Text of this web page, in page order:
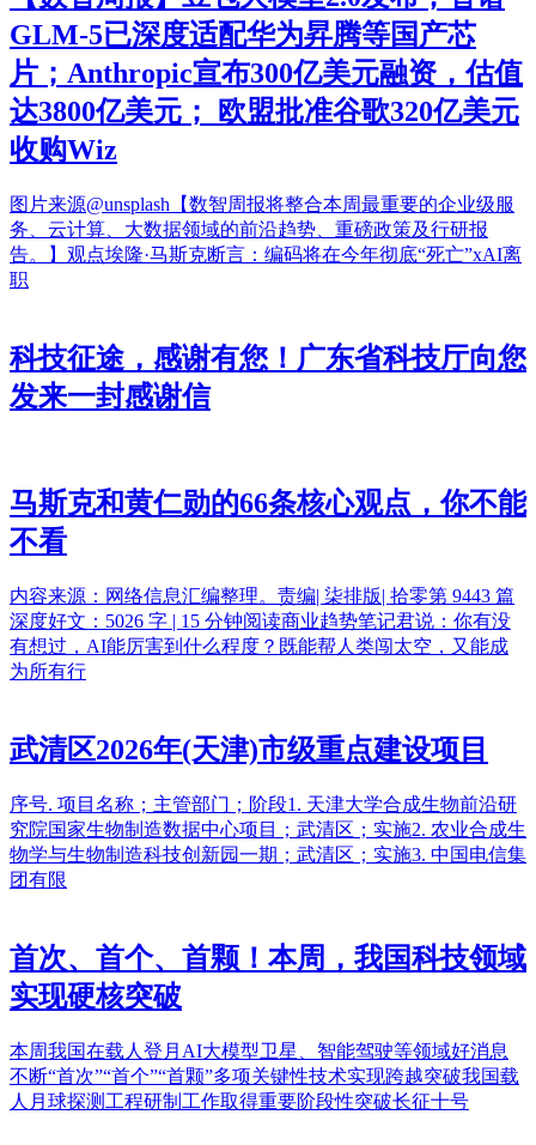
GLM-5已深度适配华为昇腾等国产芯
片；Anthropic宣布300亿美元融资，估值
达3800亿美元； 欧盟批准谷歌320亿美元
收购Wiz
图片来源@unsplash【数智周报将整合本周最重要的企业级服
务、云计算、大数据领域的前沿趋势、重磅政策及行研报
告。】观点埃隆·马斯克断言：编码将在今年彻底“死亡”xAI离
职
科技征途，感谢有您！广东省科技厅向您
发来一封感谢信
马斯克和黄仁勋的66条核心观点，你不能
不看
内容来源：网络信息汇编整理。责编| 柒排版| 拾零第 9443 篇
深度好文：5026 字 | 15 分钟阅读商业趋势笔记君说：你有没
有想过，AI能厉害到什么程度？既能帮人类闯太空，又能成
为所有行
武清区2026年(天津)市级重点建设项目
序号. 项目名称；主管部门；阶段1. 天津大学合成生物前沿研
究院国家生物制造数据中心项目；武清区；实施2. 农业合成生
物学与生物制造科技创新园一期；武清区；实施3. 中国电信集
团有限
首次、首个、首颗！本周，我国科技领域
实现硬核突破
本周我国在载人登月AI大模型卫星、智能驾驶等领域好消息
不断“首次”“首个”“首颗”多项关键性技术实现跨越突破我国载
人月球探测工程研制工作取得重要阶段性突破长征十号